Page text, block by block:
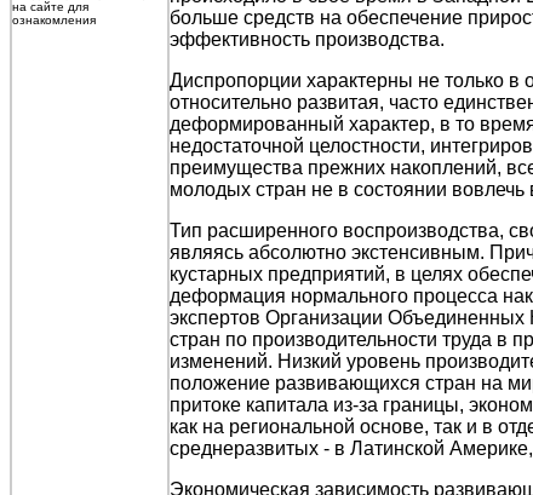
на сайте для
ознакомления
больше средств на обеспечение
эффективность производства.
Диспропорции характерны не только в
относительно развитая, часто
деформированный характер, в то
недостаточной целостности,
преимущества прежних накоплений,
молодых стран не в состоянии
Тип расширенного воспроизводства,
являясь абсолютно экстенсивным.
кустарных предприятий, в целях
деформация нормального процесса
экспертов Организации
стран по производительности труда в
изменений. Низкий уровень
положение развивающихся стран на
притоке капитала из-за границы,
как на региональной основе, так и в
среднеразвитых - в Латинской
Экономическая зависимость